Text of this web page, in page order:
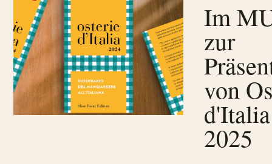
Im
zur
von
d'Italia
2025